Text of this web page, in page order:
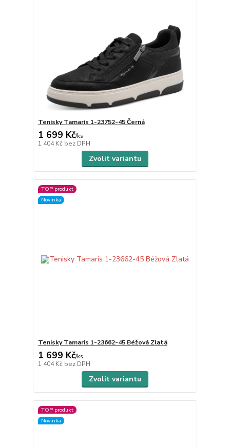
Tenisky Tamaris 1-23752-45 Černá
1 699 Kč/ks
1 404 Kč bez DPH
Zvolit variantu
TOP produkt
Novinka
Tenisky Tamaris 1-23662-45 Béžová Zlatá
1 699 Kč/ks
1 404 Kč bez DPH
Zvolit variantu
TOP produkt
Novinka